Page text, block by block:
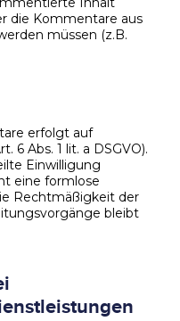
die Kommentare aus
müssen (z.B.
erfolgt auf
6 Abs. 1 lit. a DSGVO).
Einwilligung
eine formlose
Rechtmäßigkeit der
bleibt